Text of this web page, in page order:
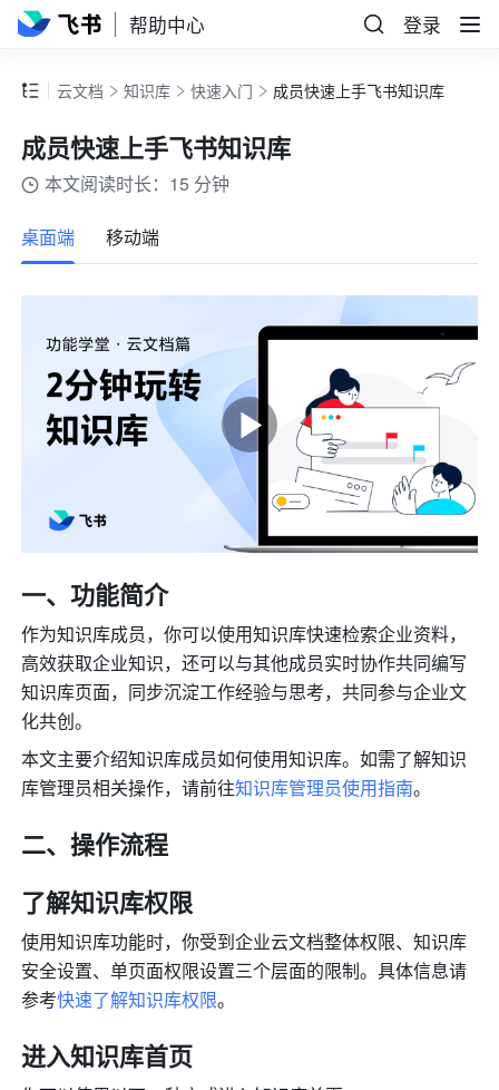
帮助中心 登录
云文档 知识库 快速入门 成员快速上手飞书知识库
成员快速上手飞书知识库
本文阅读时长：15 分钟
桌面端 移动端
一、功能简介
作为知识库成员，你可以使用知识库快速检索企业资料，
高效获取企业知识，还可以与其他成员实时协作共同编写
知识库页面，同步沉淀工作经验与思考，共同参与企业文
化共创。
本文主要介绍知识库成员如何使用知识库。如需了解知识
库管理员相关操作，请前往知识库管理员使用指南。
二、操作流程
了解知识库权限
使用知识库功能时，你受到企业云文档整体权限、知识库
安全设置、单页面权限设置三个层面的限制。具体信息请
参考快速了解知识库权限。
进入知识库首页